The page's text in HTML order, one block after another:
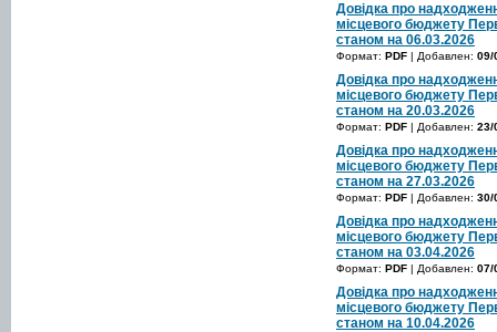
Довідка про
місцевого бюджету
станом на 06.03.2026
Формат: PDF | Добавлен: 09/
Довідка про
місцевого бюджету
станом на 20.03.2026
Формат: PDF | Добавлен: 23/
Довідка про
місцевого бюджету
станом на 27.03.2026
Формат: PDF | Добавлен: 30/
Довідка про
місцевого бюджету
станом на 03.04.2026
Формат: PDF | Добавлен: 07/
Довідка про
місцевого бюджету
станом на 10.04.2026